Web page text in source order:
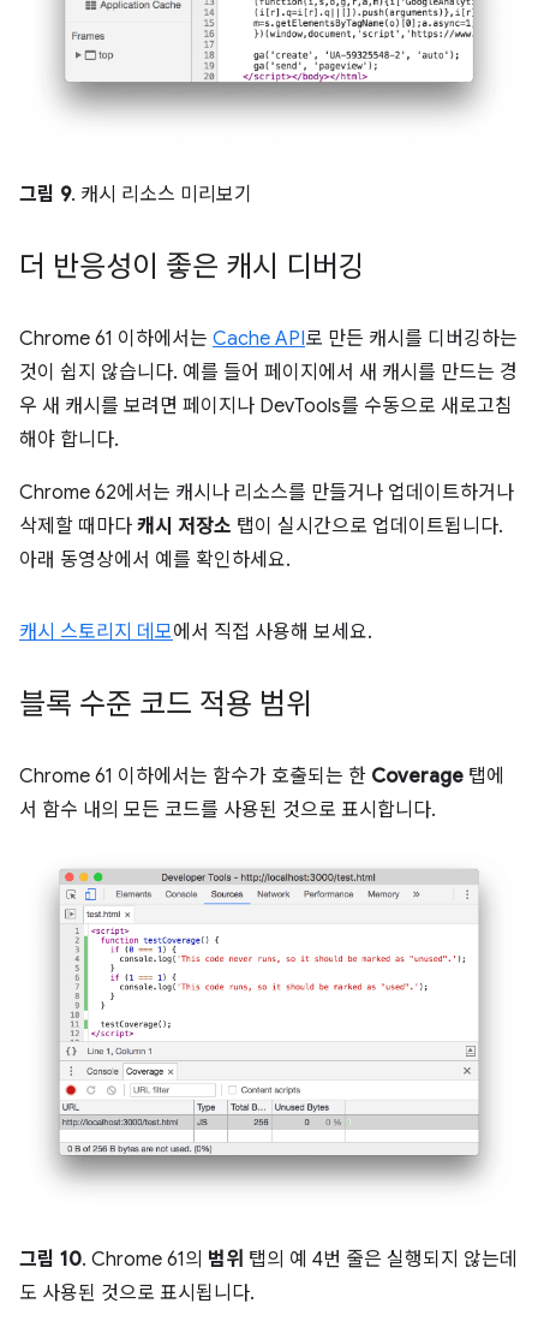
그림 9. 캐시 리소스 미리보기
더 반응성이 좋은 캐시 디버깅
Chrome 61 이하에서는 Cache API로 만든 캐시를 디버깅하는
것이 쉽지 않습니다. 예를 들어 페이지에서 새 캐시를 만드는 경
우 새 캐시를 보려면 페이지나 DevTools를 수동으로 새로고침
해야 합니다.
Chrome 62에서는 캐시나 리소스를 만들거나 업데이트하거나
삭제할 때마다 캐시 저장소 탭이 실시간으로 업데이트됩니다.
아래 동영상에서 예를 확인하세요.
캐시 스토리지 데모에서 직접 사용해 보세요.
블록 수준 코드 적용 범위
Chrome 61 이하에서는 함수가 호출되는 한 Coverage 탭에
서 함수 내의 모든 코드를 사용된 것으로 표시합니다.
그림 10. Chrome 61의 범위 탭의 예 4번 줄은 실행되지 않는데
도 사용된 것으로 표시됩니다.